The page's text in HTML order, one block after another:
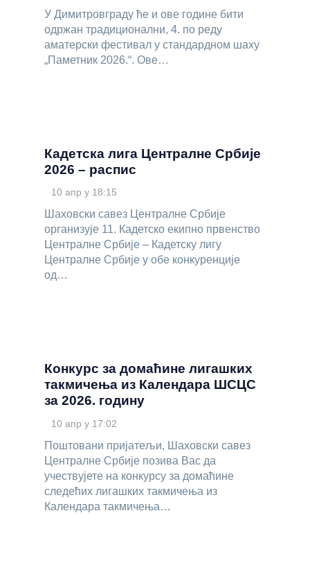
У Димитровграду ће и ове године бити
одржан традиционални, 4. по реду
аматерски фестивал у стандардном шаху
„Паметник 2026.“. Ове…
Кадетска лига Централне Србије
2026 – распис
10 апр у 18:15
Шаховски савез Централне Србије
организује 11. Кадетско екипно првенство
Централне Србије – Кадетску лигу
Централне Србије у обе конкуренције
од…
Конкурс за домаћине лигашких
такмичења из Календара ШСЦС
за 2026. годину
10 апр у 17:02
Поштовани пријатељи, Шаховски савез
Централне Србије позива Вас да
учествујете на конкурсу за домаћине
следећих лигашких такмичења из
Календара такмичења…